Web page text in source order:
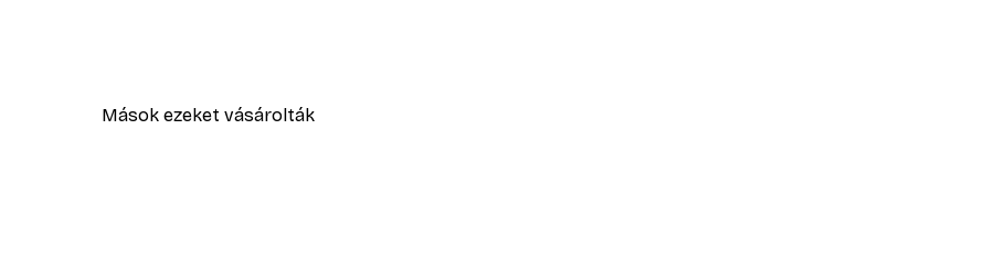
Mások ezeket vásárolták